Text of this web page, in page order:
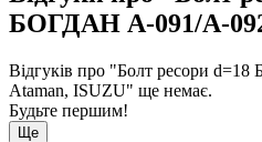
БОГДАН А-091/А-
Відгуків про "Болт ресори
Ataman, ISUZU" ще немає.
Будьте першим!
Ще